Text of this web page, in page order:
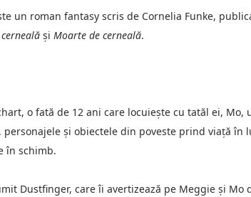
un roman fantasy scris de Cornelia Funke,
și Moarte de cerneală.
o fată de 12 ani care locuiește cu tatăl ei,
și obiectele din poveste prind viață în
în schimb.
Dustfinger, care îi avertizează pe Meggie și